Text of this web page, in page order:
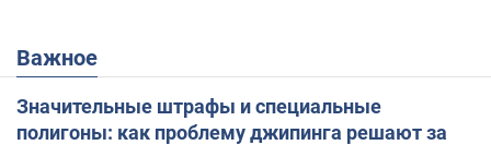
Важное
Значительные штрафы и специальные
полигоны: как проблему джипинга решают за